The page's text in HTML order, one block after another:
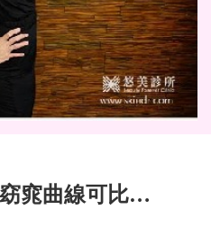
【複合式體雕】窈窕曲線可比當年，陳玉玫到悠美救救小蠻腰!